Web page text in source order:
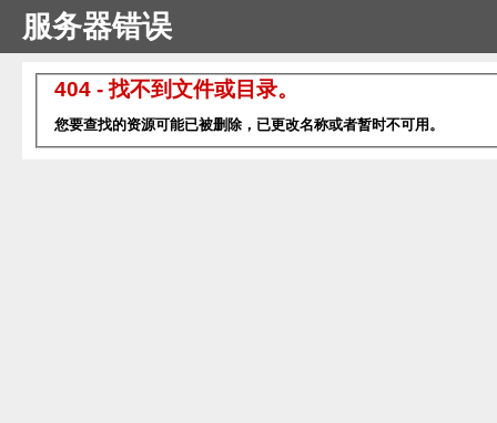
服务器错误
404 - 找不到文件或目录。
您要查找的资源可能已被删除，已更改名称或者暂时不可用。